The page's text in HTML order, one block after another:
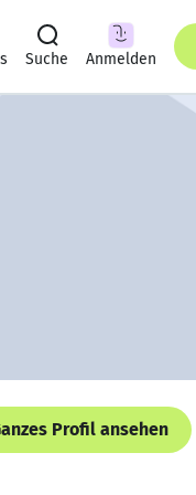
Suche Anmelden
Profil ansehen